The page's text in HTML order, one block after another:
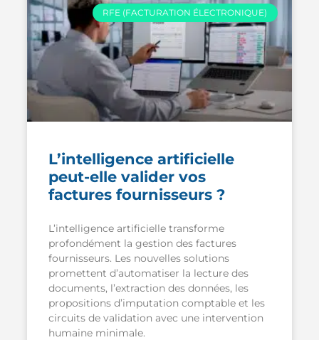
RFE (FACTURATION ÉLECTRONIQUE)
L’intelligence artificielle
peut-elle valider vos
factures fournisseurs ?
L’intelligence artificielle transforme
profondément la gestion des factures
fournisseurs. Les nouvelles solutions
promettent d’automatiser la lecture des
documents, l’extraction des données, les
propositions d’imputation comptable et les
circuits de validation avec une intervention
humaine minimale.